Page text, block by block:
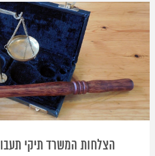
הצלחות המשרד תיקי תעבורה : 11/